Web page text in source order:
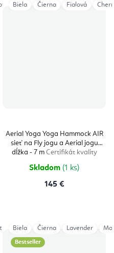
Modrá Navy Vínová
Aerial Yoga Yoga Hammock AIR
sieť na Fly jogu a Aerial jogu
dĺžka - 7 m Certifikát kvality
Skladom (1 ks)
145 €
Biela Čierna Fialová
Sivá Tyrkysová Vínová
Bestseller
Biela Čierna Lavender